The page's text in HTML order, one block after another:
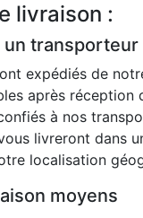
livraison :
un transporteur
expédiés de
après réception
à nos
livreront dans
localisation
moyens